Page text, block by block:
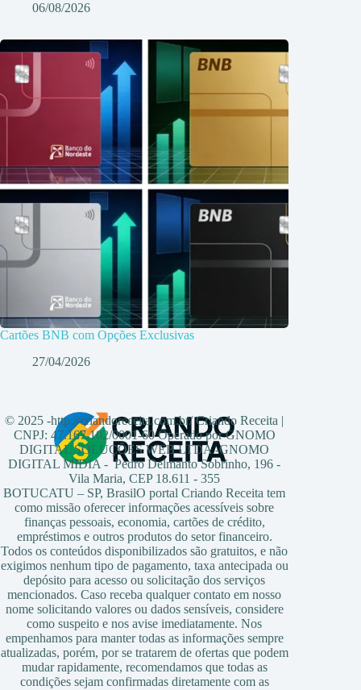
06/08/2026
Cartões BNB com Opções Exclusivas
27/04/2026
© 2025 -http://criandoreceita.com.br/ Criando Receita |
CNPJ: 47.167.102/0001-60 Operado por GNOMO
DIGITAL SOLUÇÕES WEB LTDA -GNOMO
DIGITAL MIDIA - Pedro Delmanto Sobrinho, 196 -
Vila Maria, CEP 18.611 - 355
BOTUCATU – SP, BrasilO portal Criando Receita tem
como missão oferecer informações acessíveis sobre
finanças pessoais, economia, cartões de crédito,
empréstimos e outros produtos do setor financeiro.
Todos os conteúdos disponibilizados são gratuitos, e não
exigimos nenhum tipo de pagamento, taxa antecipada ou
depósito para acesso ou solicitação dos serviços
mencionados. Caso receba qualquer contato em nosso
nome solicitando valores ou dados sensíveis, considere
como suspeito e nos avise imediatamente. Nos
empenhamos para manter todas as informações sempre
atualizadas, porém, por se tratarem de ofertas que podem
mudar rapidamente, recomendamos que todas as
condições sejam confirmadas diretamente com as